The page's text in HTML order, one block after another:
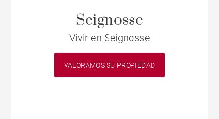
Seignosse
Vivir en Seignosse
VALORAMOS SU PROPIEDAD